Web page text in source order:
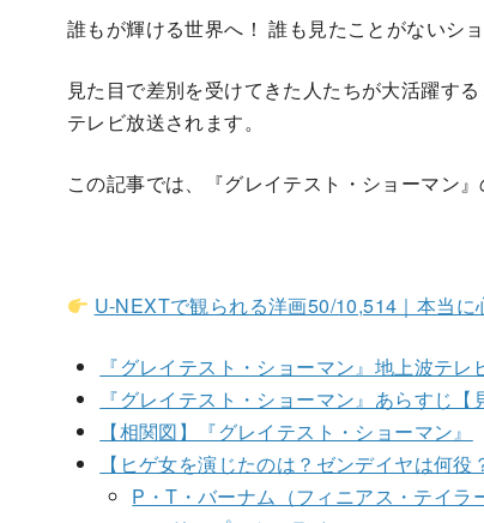
誰もが輝ける世界へ！ 誰も見たことがないショ
見た目で差別を受けてきた人たちが大活躍す
テレビ放送されます。
この記事では、『グレイテスト・ショーマン
U-NEXTで観られる洋画50/10,514｜本当に
『グレイテスト・ショーマン』地上波テ
『グレイテスト・ショーマン』あらすじ
【相関図】『グレイテスト・ショーマン』
【ヒゲ女を演じたのは？ゼンデイヤは何役
P・T・バーナム（フィニアス・テイラ